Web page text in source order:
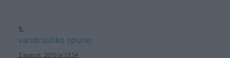
vandrushko spune:
2 august, 2010 la 13:54